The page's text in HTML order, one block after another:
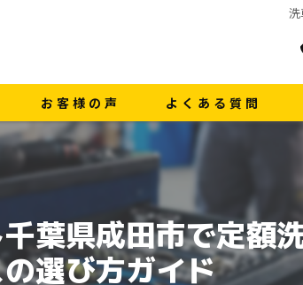
お客様の声 よくある質問
葉県成田市で定額
選び方ガイド